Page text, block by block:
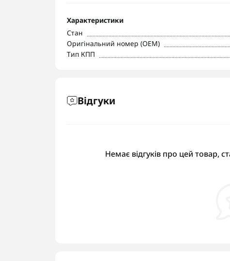
Характеристики
Стан
Оригінальний номер (OEM)
Тип КПП
Відгуки
Немає відгуків про цей товар,